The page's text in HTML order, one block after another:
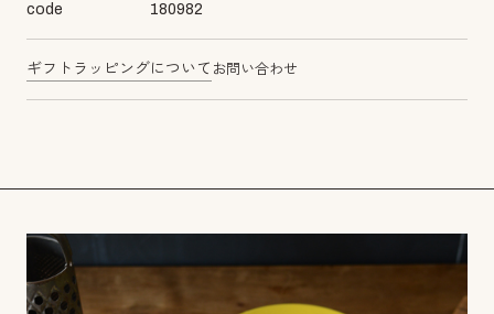
code 180982
ギフトラッピングについて お問い合わせ